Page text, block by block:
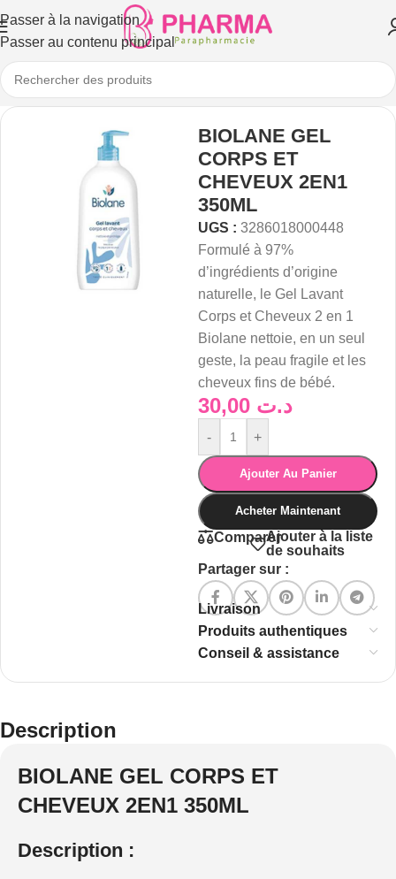
Passer à la navigation
Passer au contenu principal
BIOLANE GEL
CORPS ET
CHEVEUX 2EN1
350ML
UGS : 3286018000448
Formulé à 97%
d’ingrédients d’origine
naturelle, le Gel Lavant
Corps et Cheveux 2 en 1
Biolane nettoie, en un seul
geste, la peau fragile et les
cheveux fins de bébé.
د.ت
- +
Ajouter Au Panier
Acheter Maintenant
ComparerAjouter à la liste
de souhaits
Partager sur :
Livraison
Produits authentiques
Conseil & assistance
Description
BIOLANE GEL CORPS ET
CHEVEUX 2EN1 350ML
Description :